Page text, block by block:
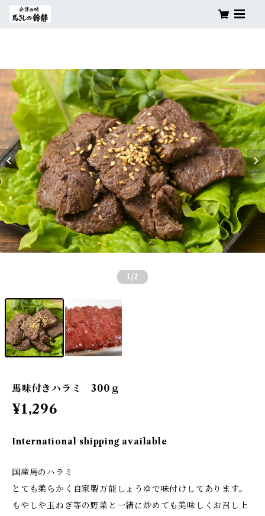
1 /2
馬味付きハラミ 300ｇ
¥1,296
International shipping available
国産馬のハラミ
とても柔らかく自家製万能しょうゆで味付けしてあります。
もやしや玉ねぎ等の野菜と一緒に炒めても美味しくお召し上